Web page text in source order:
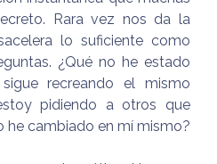
Rara vez nos da la
lo suficiente como
¿Qué no he estado
recreando el mismo
pidiendo a otros que
he cambiado en mí mismo?